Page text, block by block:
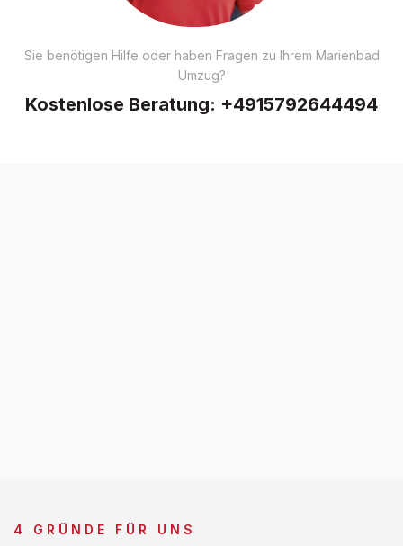
Sie benötigen Hilfe oder haben Fragen zu Ihrem Marienbad
Umzug?
Kostenlose Beratung: +4915792644494
4 GRÜNDE FÜR UNS